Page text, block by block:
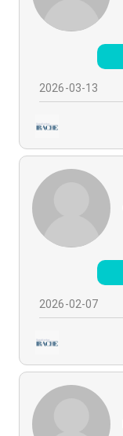
2026-03-13
2026-02-07